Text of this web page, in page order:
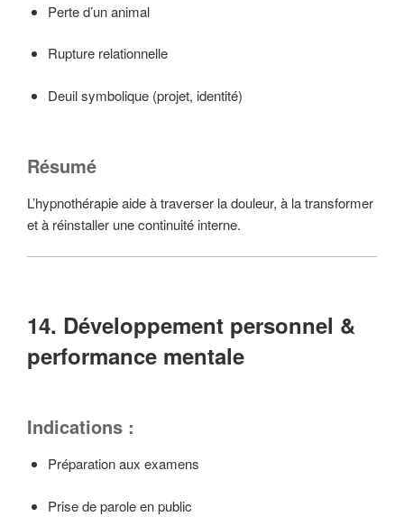
Perte d’un animal
Rupture relationnelle
Deuil symbolique (projet, identité)
Résumé
L’hypnothérapie aide à traverser la douleur, à la transformer
et à réinstaller une continuité interne.
14. Développement personnel &
performance mentale
Indications :
Préparation aux examens
Prise de parole en public